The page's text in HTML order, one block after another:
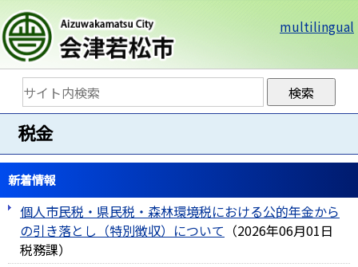
multilingual
税金
新着情報
個人市民税・県民税・森林環境税における公的年金から
の引き落とし（特別徴収）について （2026年06月01日
税務課）